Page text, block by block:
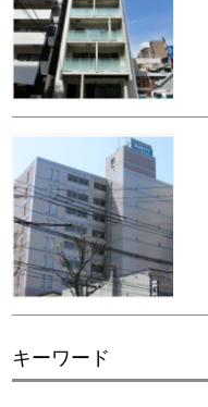
キーワード